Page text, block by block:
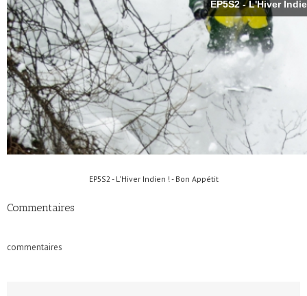
EP5S2 - L'Hiver Indien ! - Bon Appétit
Commentaires
commentaires